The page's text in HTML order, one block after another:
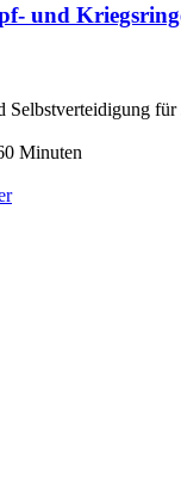
und
Selbstverteidigung für
Minuten